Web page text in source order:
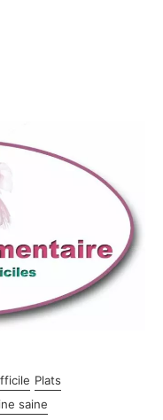
Plats
saine